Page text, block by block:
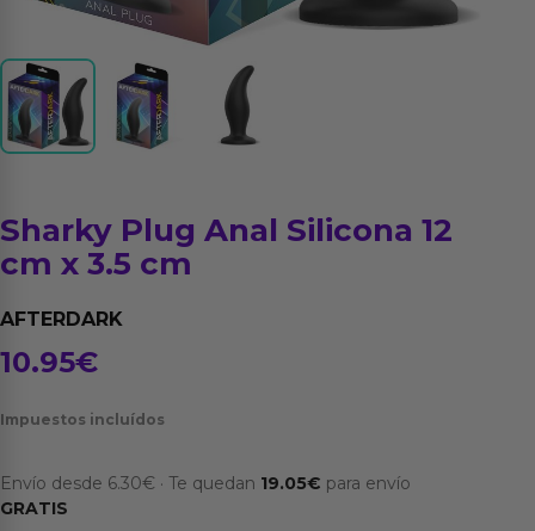
Sharky Plug Anal Silicona 12
cm x 3.5 cm
AFTERDARK
10.95€
Impuestos incluídos
Envío desde 6.30€ · Te quedan 19.05€ para envío
GRATIS